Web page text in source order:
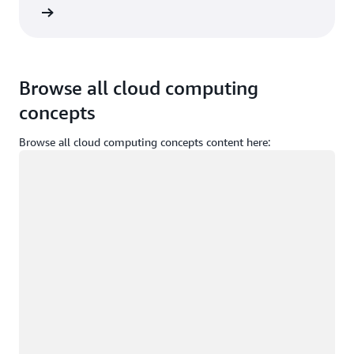
Browse all cloud computing
concepts
Browse all cloud computing concepts content here: